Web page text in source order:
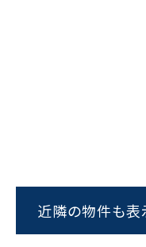
近隣の物件も表